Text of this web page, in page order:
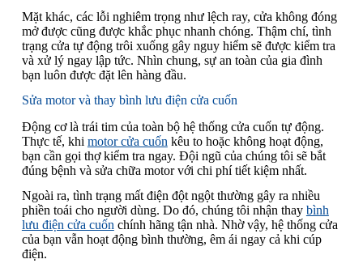
Mặt khác, các lỗi nghiêm trọng như lệch ray, cửa không đóng
mở được cũng được khắc phục nhanh chóng. Thậm chí, tình
trạng cửa tự động trôi xuống gây nguy hiểm sẽ được kiểm tra
và xử lý ngay lập tức. Nhìn chung, sự an toàn của gia đình
bạn luôn được đặt lên hàng đầu.
Sửa motor và thay bình lưu điện cửa cuốn
Động cơ là trái tim của toàn bộ hệ thống cửa cuốn tự động.
Thực tế, khi motor cửa cuốn kêu to hoặc không hoạt động,
bạn cần gọi thợ kiểm tra ngay. Đội ngũ của chúng tôi sẽ bắt
đúng bệnh và sửa chữa motor với chi phí tiết kiệm nhất.
Ngoài ra, tình trạng mất điện đột ngột thường gây ra nhiều
phiền toái cho người dùng. Do đó, chúng tôi nhận thay bình
lưu điện cửa cuốn chính hãng tận nhà. Nhờ vậy, hệ thống cửa
của bạn vẫn hoạt động bình thường, êm ái ngay cả khi cúp
điện.